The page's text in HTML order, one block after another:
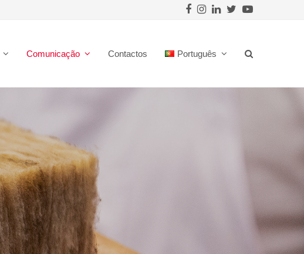
Facebook
Instagram
LinkedIn
Twitter
Comunicação Contactos Português